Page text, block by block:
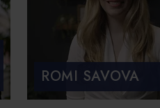
ROMI SAVOVA